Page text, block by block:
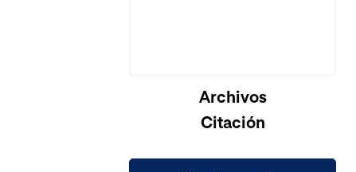
Cargando...
Archivos
Citación